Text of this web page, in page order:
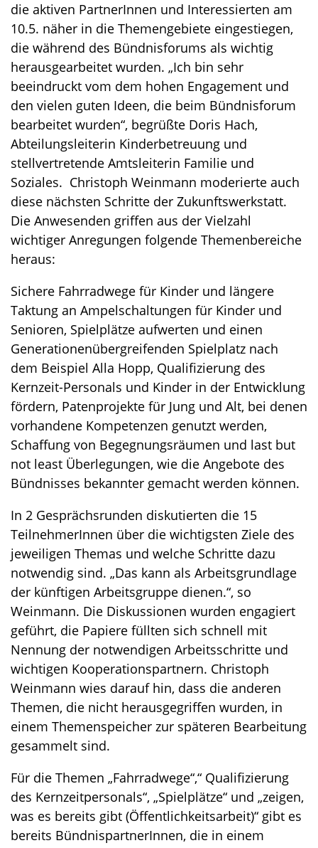
die aktiven PartnerInnen und Interessierten am
10.5. näher in die Themengebiete eingestiegen,
die während des Bündnisforums als wichtig
herausgearbeitet wurden. „Ich bin sehr
beeindruckt vom dem hohen Engagement und
den vielen guten Ideen, die beim Bündnisforum
bearbeitet wurden“, begrüßte Doris Hach,
Abteilungsleiterin Kinderbetreuung und
stellvertretende Amtsleiterin Familie und
Soziales. Christoph Weinmann moderierte auch
diese nächsten Schritte der Zukunftswerkstatt.
Die Anwesenden griffen aus der Vielzahl
wichtiger Anregungen folgende Themenbereiche
heraus:
Sichere Fahrradwege für Kinder und längere
Taktung an Ampelschaltungen für Kinder und
Senioren, Spielplätze aufwerten und einen
Generationenübergreifenden Spielplatz nach
dem Beispiel Alla Hopp, Qualifizierung des
Kernzeit-Personals und Kinder in der Entwicklung
fördern, Patenprojekte für Jung und Alt, bei denen
vorhandene Kompetenzen genutzt werden,
Schaffung von Begegnungsräumen und last but
not least Überlegungen, wie die Angebote des
Bündnisses bekannter gemacht werden können.
In 2 Gesprächsrunden diskutierten die 15
TeilnehmerInnen über die wichtigsten Ziele des
jeweiligen Themas und welche Schritte dazu
notwendig sind. „Das kann als Arbeitsgrundlage
der künftigen Arbeitsgruppe dienen.“, so
Weinmann. Die Diskussionen wurden engagiert
geführt, die Papiere füllten sich schnell mit
Nennung der notwendigen Arbeitsschritte und
wichtigen Kooperationspartnern. Christoph
Weinmann wies darauf hin, dass die anderen
Themen, die nicht herausgegriffen wurden, in
einem Themenspeicher zur späteren Bearbeitung
gesammelt sind.
Für die Themen „Fahrradwege“,“ Qualifizierung
des Kernzeitpersonals“, „Spielplätze“ und „zeigen,
was es bereits gibt (Öffentlichkeitsarbeit)“ gibt es
bereits BündnispartnerInnen, die in einem